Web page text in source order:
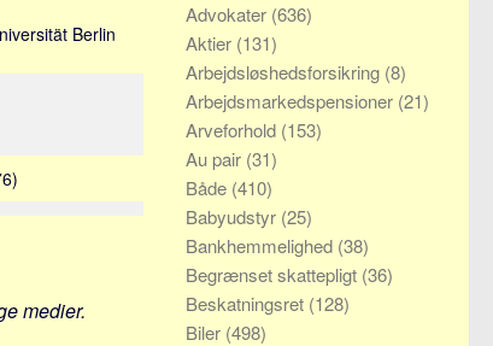
Berlin
medier.
Advokater (636)
Aktier (131)
Arbejdsløshedsforsikring (8)
Arbejdsmarkedspensioner (21)
Arveforhold (153)
Au pair (31)
Både (410)
Babyudstyr (25)
Bankhemmelighed (38)
Begrænset skattepligt (36)
Beskatningsret (128)
Biler (498)